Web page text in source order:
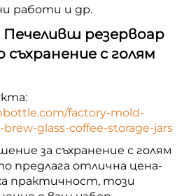
работи и др.
резервоар
съхранение с голям
factory-mold-
glass-coffee-storage-jars
за съхранение с голям
предлага отлична цена-
практичност, този